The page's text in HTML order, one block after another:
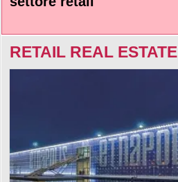
RETAIL REAL ESTATE